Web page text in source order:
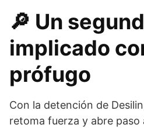
🔎 Un
implicado
prófugo
Con la detención de
retoma fuerza y abre paso